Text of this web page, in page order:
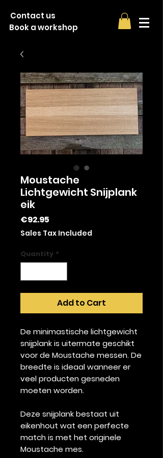
Book a workshop
Contact us
Moustache
Lichtgewicht Snijplank
eik
€92.95
Sales Tax Included
Quantity *
Add to Cart
De minimastische lichtgewicht
snijplank is uitermate geschikt
voor de Moustache messen. De
breedte is ideaal wanneer er
veel producten gesneden
moeten worden.
Deze snijplank bestaat uit
eikenhout wat een perfecte
match is met het originele
Moustache mes.